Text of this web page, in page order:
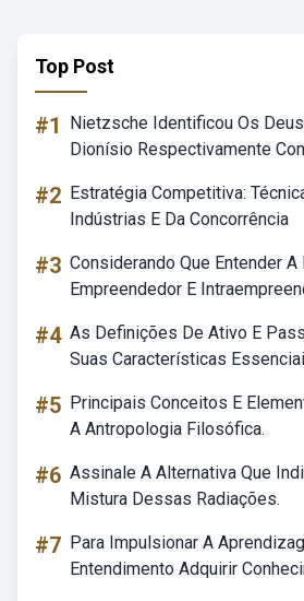
Top Post
#1
Nietzsche Identificou Os
Dionísio Respectivamente
#2 Estratégia Competitiva:
Indústrias E Da Concorrência
#3 Considerando Que Entender
Empreendedor E
#4 As Definições De Ativo E
Suas Características
#5 Principais Conceitos E
A Antropologia Filosófica.
#6 Assinale A Alternativa Que
Mistura Dessas Radiações.
#7 Para Impulsionar A
Entendimento Adquirir